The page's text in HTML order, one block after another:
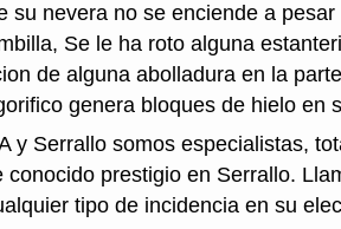
su nevera no se enciende a
Se le ha roto alguna
de alguna abolladura en la
genera bloques de hielo en
y Serrallo somos especialistas,
conocido prestigio en Serrallo.
tipo de incidencia en su